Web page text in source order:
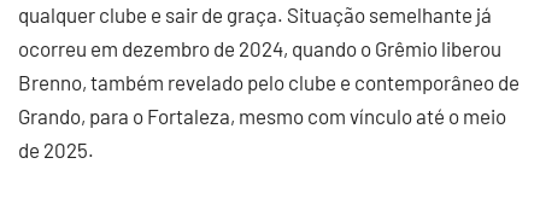
qualquer clube e sair de graça. Situação semelhante já
ocorreu em dezembro de 2024, quando o Grêmio liberou
Brenno, também revelado pelo clube e contemporâneo de
Grando, para o Fortaleza, mesmo com vínculo até o meio
de 2025.